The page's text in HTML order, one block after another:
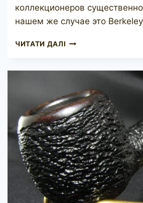
коллекционеров
нашем же случае это
ЧИТАТИ ДАЛІ SASIENI
78